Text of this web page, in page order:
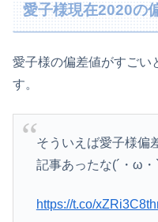
愛子様現在2020の
愛子様の偏差値がすごい
す。
そういえば愛子様偏
記事あったな(´・ω
https://t.co/